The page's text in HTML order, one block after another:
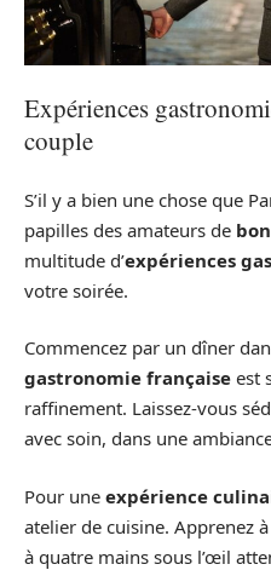
Expériences
couple
S’il y a bien une chose que
papilles des amateurs de
multitude d’expériences
votre soirée.
Commencez par un dîner
gastronomie française est
raffinement. Laissez-vous
avec soin, dans une
Pour une expérience
atelier de cuisine. Apprenez
à quatre mains sous l’œil